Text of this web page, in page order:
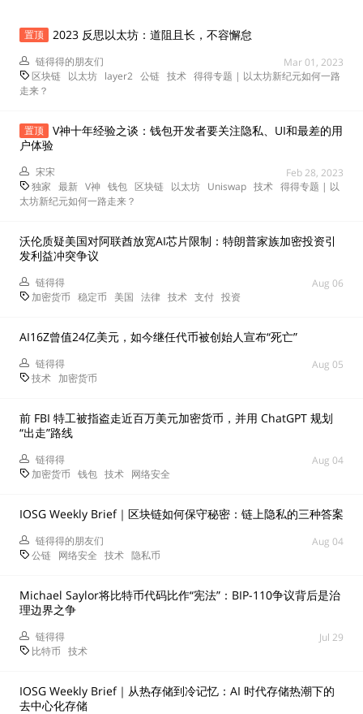
置顶 2023 反思以太坊：道阻且长，不容懈怠
链得得的朋友们
Mar 01, 2023
区块链 以太坊 layer2 公链 技术 得得专题 | 以太坊新纪元如何一路
走来？
置顶
V神十年经验之谈：钱包开发者要关注隐私、UI和最差的用
户体验
宋宋
Feb 28, 2023
独家 最新 V神 钱包 区块链 以太坊 Uniswap 技术 得得专题 | 以
太坊新纪元如何一路走来？
沃伦质疑美国对阿联酋放宽AI芯片限制：特朗普家族加密投资引
发利益冲突争议
链得得
Aug 06
加密货币 稳定币 美国 法律 技术 支付 投资
AI16Z曾值24亿美元，如今继任代币被创始人宣布“死亡”
链得得
Aug 05
技术 加密货币
前 FBI 特工被指盗走近百万美元加密货币，并用 ChatGPT 规划
“出走”路线
链得得
Aug 04
加密货币 钱包 技术 网络安全
IOSG Weekly Brief｜区块链如何保守秘密：链上隐私的三种答案
链得得的朋友们
Aug 04
公链 网络安全 技术 隐私币
Michael Saylor将比特币代码比作“宪法”：BIP-110争议背后是治
理边界之争
链得得
Jul 29
比特币 技术
IOSG Weekly Brief｜从热存储到冷记忆：AI 时代存储热潮下的
去中心化存储